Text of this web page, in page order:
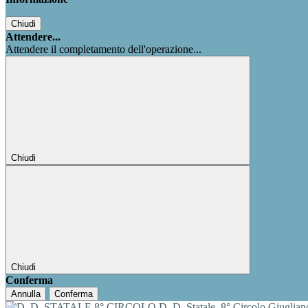
Chiudi
Attendere...
Attendere il completamento dell'operazione...
Chiudi
Chiudi
Conferma
Annulla Conferma